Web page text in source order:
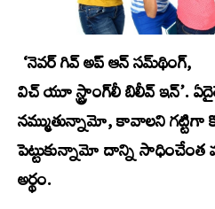
‘నెవర్‌ గివ్‌ అప్‌ ఆన్‌ సమ్‌థింగ్‌,
విచ్‌ యూ స్ట్రాంగ్‌లీ బిలీవ్‌ ఇన్‌’.
నమ్ముతున్నామో, కావాలని గట్టిగా
పెట్టుకున్నామో దాన్ని సాధించేంత
అర్థం.